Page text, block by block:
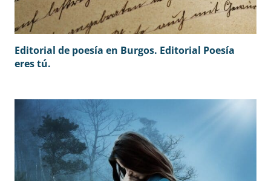
Editorial de poesía en Burgos. Editorial Poesía
eres tú.